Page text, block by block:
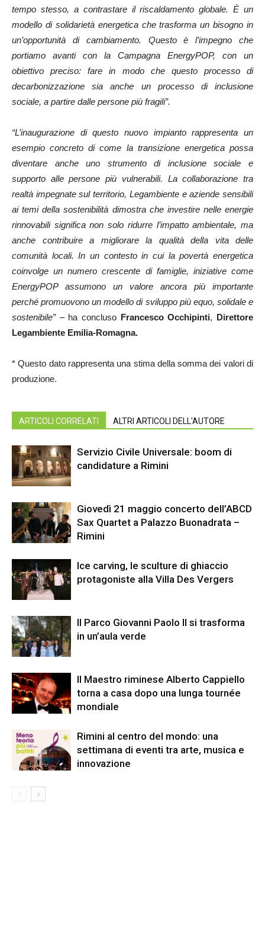
tempo stesso, a contrastare il riscaldamento globale. È un
modello di solidarietà energetica che trasforma un bisogno in
un’opportunità di cambiamento. Questo è l’impegno che
portiamo avanti con la Campagna EnergyPOP, con un
obiettivo preciso:
fare in modo che questo processo di
decarbonizzazione sia anche un processo di inclusione
sociale, a partire dalle persone più fragili”.
“L’inaugurazione di questo nuovo impianto rappresenta un
esempio concreto di come la transizione energetica possa
diventare anche uno strumento di inclusione sociale e
supporto alle persone più vulnerabili. La collaborazione tra
realtà impegnate sul territorio, Legambiente e aziende sensibili
ai temi della sostenibilità dimostra che investire nelle energie
rinnovabili significa non solo ridurre l’impatto ambientale, ma
anche contribuire a migliorare la qualità della vita delle
comunità locali. In un contesto in cui la povertà energetica
coinvolge un numero crescente di famiglie, iniziative come
EnergyPOP assumono un valore ancora più importante
perché promuovono un modello di sviluppo più equo, solidale e
sostenibile” – ha concluso Francesco Occhipinti, Direttore
Legambiente Emilia-Romagna.
* Questo dato rappresenta una stima della somma dei valori di
produzione.
ARTICOLI CORRELATI ALTRI ARTICOLI DELL'AUTORE
Servizio Civile Universale: boom di
candidature a Rimini
Giovedì 21 maggio concerto dell’ABCD
Sax Quartet a Palazzo Buonadrata –
Rimini
Ice carving, le sculture di ghiaccio
protagoniste alla Villa Des Vergers
Il Parco Giovanni Paolo II si trasforma
in un’aula verde
Il Maestro riminese Alberto Cappiello
torna a casa dopo una lunga tournée
mondiale
Rimini al centro del mondo: una
settimana di eventi tra arte, musica e
innovazione